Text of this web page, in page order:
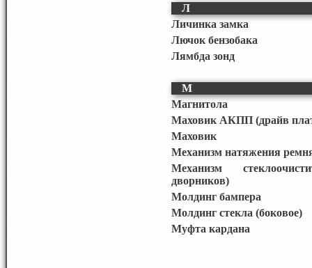
Л
Личинка замка
Лючок бензобака
Лямбда зонд
М
Магнитола
Маховик АКПП (драйв
Маховик
Механизм натяжения
Механизм
дворников)
Молдинг бампера
Молдинг стекла (боковое)
Муфта кардана